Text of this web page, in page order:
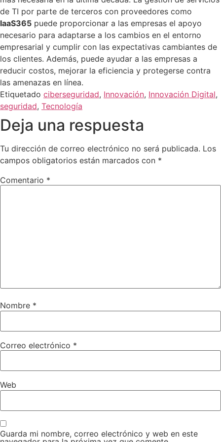
de TI por parte de terceros con proveedores como
IaaS365 puede proporcionar a las empresas el apoyo
necesario para adaptarse a los cambios en el entorno
empresarial y cumplir con las expectativas cambiantes de
los clientes. Además, puede ayudar a las empresas a
reducir costos, mejorar la eficiencia y protegerse contra
las amenazas en línea.
Etiquetado ciberseguridad, Innovación, Innovación Digital,
seguridad, Tecnología
Deja una respuesta
Tu dirección de correo electrónico no será publicada. Los
campos obligatorios están marcados con *
Comentario *
Nombre *
Correo electrónico *
Web
Guarda mi nombre, correo electrónico y web en este